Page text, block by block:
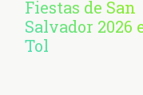
Fiestas de San
Salvador 2026
Tol